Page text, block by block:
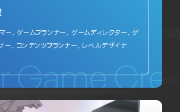
ー、ゲームプランナー、ゲームディレクター、ゲ
ー、コンテンツプランナー、レベルデザイナ
Game